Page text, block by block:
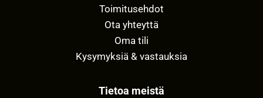
Toimitusehdot
Ota yhteyttä
Oma tili
Kysymyksiä & vastauksia
Tietoa meistä